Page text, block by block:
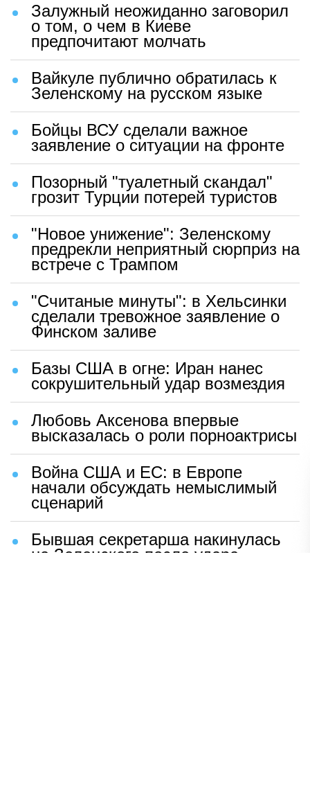
Залужный неожиданно заговорил
о том, о чем в Киеве
предпочитают молчать
Вайкуле публично обратилась к
Зеленскому на русском языке
Бойцы ВСУ сделали важное
заявление о ситуации на фронте
Позорный "туалетный скандал"
грозит Турции потерей туристов
"Новое унижение": Зеленскому
предрекли неприятный сюрприз на
встрече с Трампом
"Считаные минуты": в Хельсинки
сделали тревожное заявление о
Финском заливе
Базы США в огне: Иран нанес
сокрушительный удар возмездия
Любовь Аксенова впервые
высказалась о роли порноактрисы
Война США и ЕС: в Европе
начали обсуждать немыслимый
сценарий
Бывшая секретарша накинулась
на Зеленского после удара